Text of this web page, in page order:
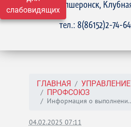
слабовидящих Апшеронск,
15
тел.: 8(86152)2-74-64
ГЛАВНАЯ
УПРАВЛЕНИЕ
ПРОФСОЮЗ
Информация о
04.02.2025 07:11